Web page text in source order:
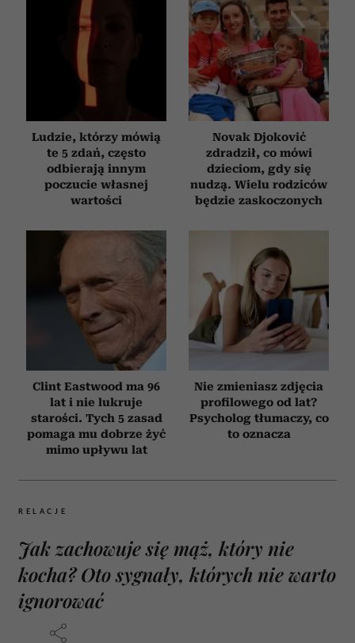
Ludzie, którzy mówią
te 5 zdań, często
odbierają innym
poczucie własnej
wartości
Novak Djoković
zdradził, co mówi
dzieciom, gdy się
nudzą. Wielu rodziców
będzie zaskoczonych
Clint Eastwood ma 96
lat i nie lukruje
starości. Tych 5 zasad
pomaga mu dobrze żyć
mimo upływu lat
Nie zmieniasz zdjęcia
profilowego od lat?
Psycholog tłumaczy, co
to oznacza
RELACJE
Jak zachowuje się mąż, który nie
kocha? Oto sygnały, których nie warto
ignorować